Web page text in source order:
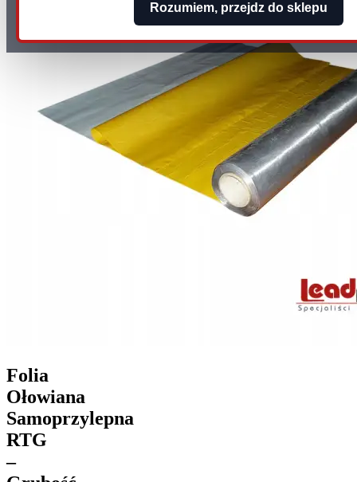
Rozumiem, przejdz do sklepu
Folia
Ołowiana
Samoprzylepna
RTG
–